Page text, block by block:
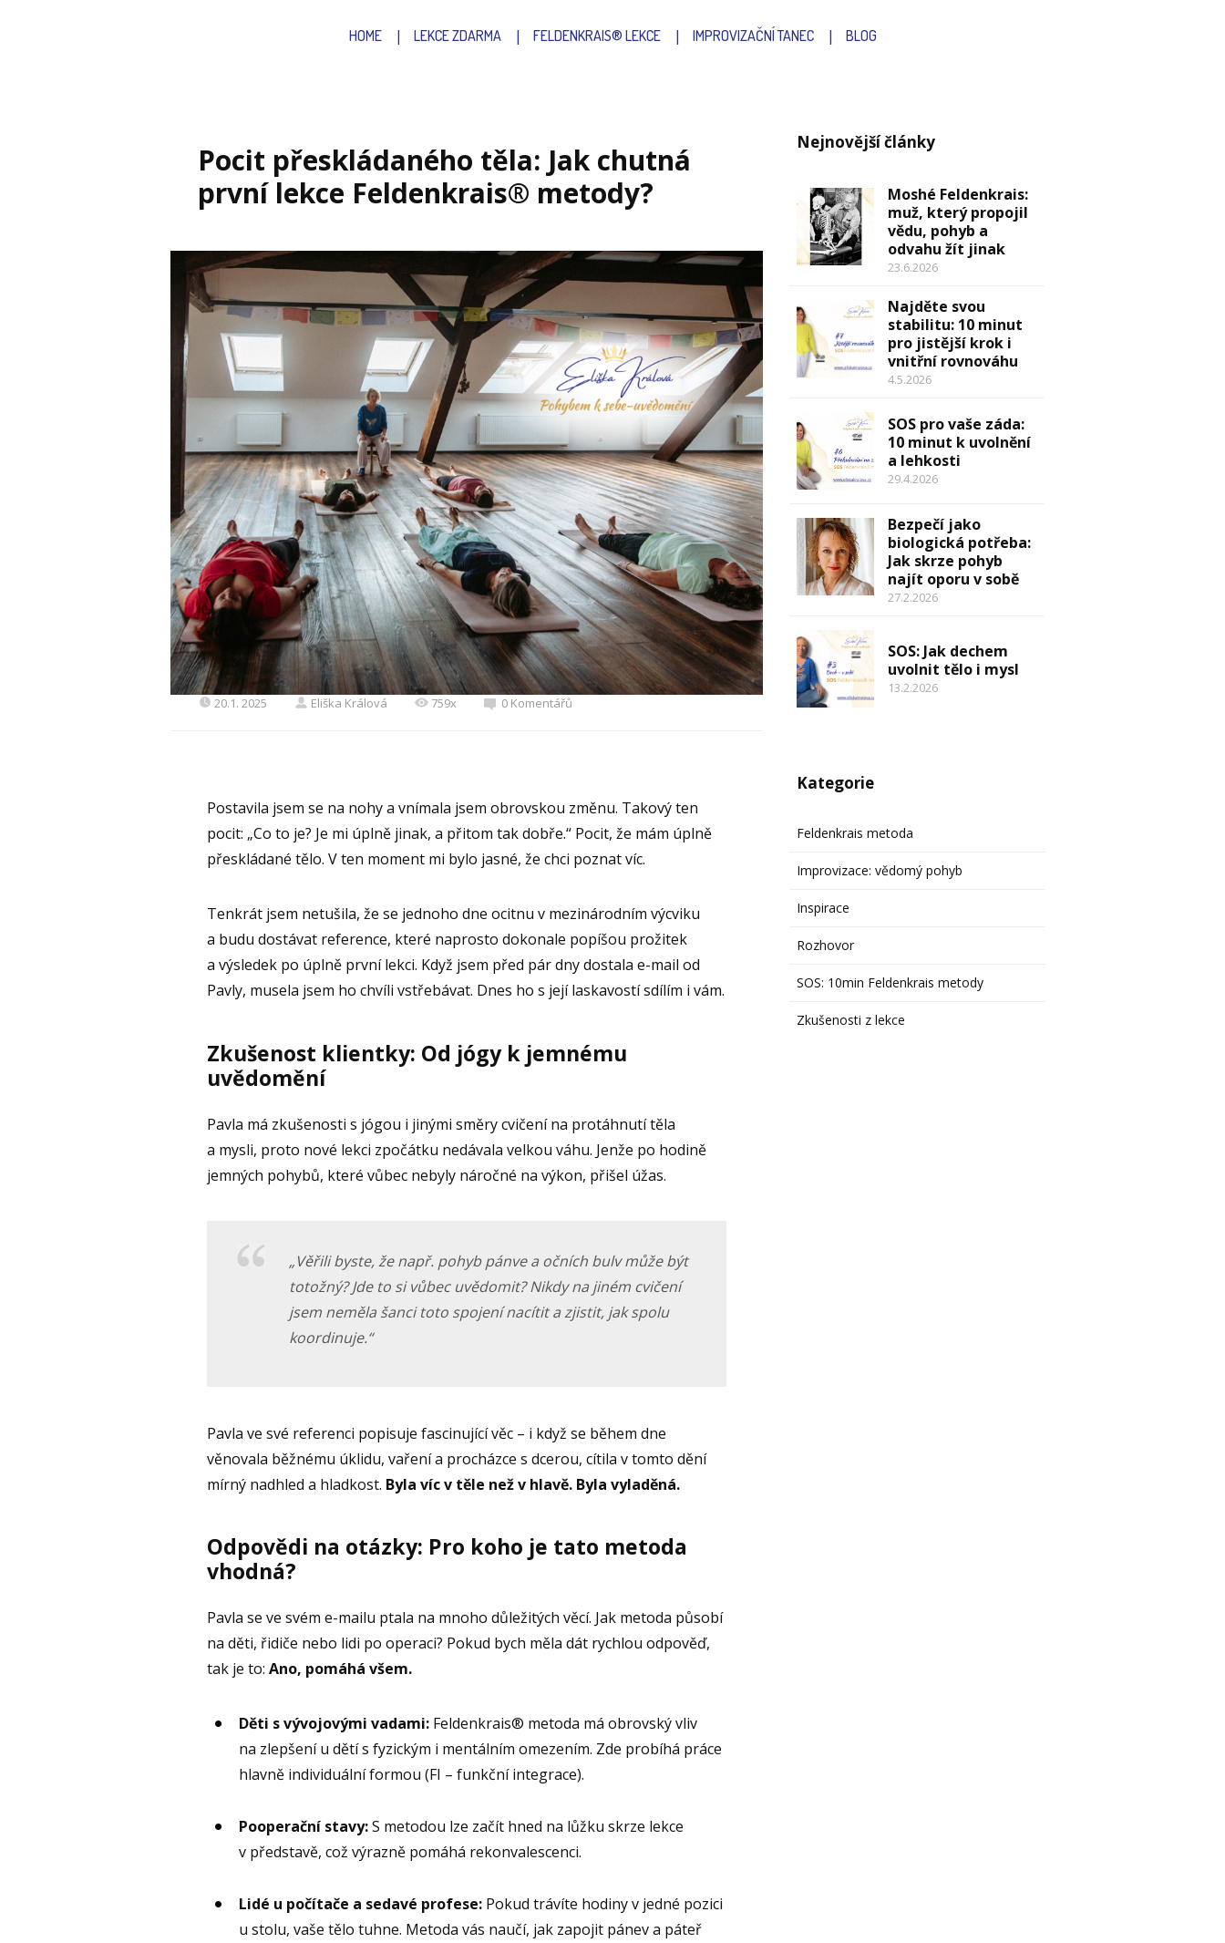
HOME LEKCE ZDARMA FELDENKRAIS® LEKCE IMPROVIZAČNÍ TANEC BLOG
Pocit přeskládaného těla: Jak chutná
první lekce Feldenkrais® metody?
20.1. 2025 Eliška Králová 759x 0 Komentářů
Postavila jsem se na nohy a vnímala jsem obrovskou změnu. Takový ten
pocit: „Co to je? Je mi úplně jinak, a přitom tak dobře.“ Pocit, že mám úplně
přeskládané tělo. V ten moment mi bylo jasné, že chci poznat víc.
Tenkrát jsem netušila, že se jednoho dne ocitnu v mezinárodním výcviku
a budu dostávat reference, které naprosto dokonale popíšou prožitek
a výsledek po úplně první lekci. Když jsem před pár dny dostala e-mail od
Pavly, musela jsem ho chvíli vstřebávat. Dnes ho s její laskavostí sdílím i vám.
Zkušenost klientky: Od jógy k jemnému
uvědomění
Pavla má zkušenosti s jógou i jinými směry cvičení na protáhnutí těla
a mysli, proto nové lekci zpočátku nedávala velkou váhu. Jenže po hodině
jemných pohybů, které vůbec nebyly náročné na výkon, přišel úžas.
„Věřili byste, že např. pohyb pánve a očních bulv může být
totožný? Jde to si vůbec uvědomit? Nikdy na jiném cvičení
jsem neměla šanci toto spojení nacítit a zjistit, jak spolu
koordinuje.“
Pavla ve své referenci popisuje fascinující věc – i když se během dne
věnovala běžnému úklidu, vaření a procházce s dcerou, cítila v tomto dění
mírný nadhled a hladkost. Byla víc v těle než v hlavě. Byla vyladěná.
Odpovědi na otázky: Pro koho je tato metoda
vhodná?
Pavla se ve svém e-mailu ptala na mnoho důležitých věcí. Jak metoda působí
na děti, řidiče nebo lidi po operaci? Pokud bych měla dát rychlou odpověď,
tak je to: Ano, pomáhá všem.
Děti s vývojovými vadami: Feldenkrais® metoda má obrovský vliv
na zlepšení u dětí s fyzickým i mentálním omezením. Zde probíhá práce
hlavně individuální formou (FI – funkční integrace).
Pooperační stavy:S metodou lze začít hned na lůžku skrze lekce
v představě, což výrazně pomáhá rekonvalescenci.
Lidé u počítače a sedavé profese: Pokud trávíte hodiny v jedné pozici
u stolu, vaše tělo tuhne. Metoda vás naučí, jak zapojit pánev a páteř
Nejnovější články
Moshé Feldenkrais:
muž, který propojil
vědu, pohyb a
odvahu žít jinak
23.6.2026
Najděte svou
stabilitu: 10 minut
pro jistější krok i
vnitřní rovnováhu
4.5.2026
SOS pro vaše záda:
10 minut k uvolnění
a lehkosti
29.4.2026
Bezpečí jako
biologická potřeba:
Jak skrze pohyb
najít oporu v sobě
27.2.2026
SOS: Jak dechem
uvolnit tělo i mysl
13.2.2026
Kategorie
Feldenkrais metoda
Improvizace: vědomý pohyb
Inspirace
Rozhovor
SOS: 10min Feldenkrais metody
Zkušenosti z lekce